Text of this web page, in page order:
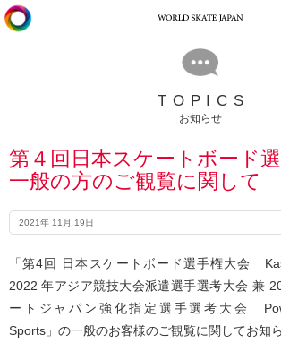
TOPICS
お知らせ
第４回日本スケートボード
一般の方のご観覧に関して
2021年 11月 19日
「第4回 日本スケートボード選手権大会
2022 年アジア競技大会派遣選手選考大会 兼
ートジャパン強化指定選手選考大会
Sports」の一般のお客様のご観覧に関してお知